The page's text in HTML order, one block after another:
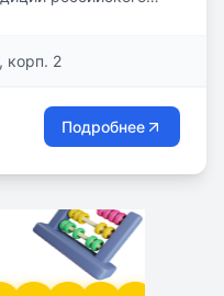
по 4
корп. 2
Подробнее